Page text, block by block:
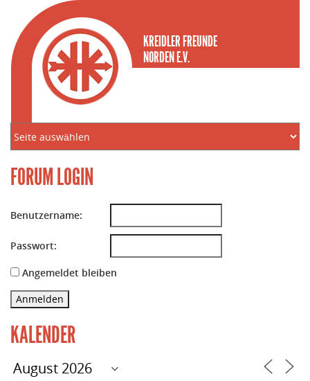
KREIDLER FREUNDE
NORDEN E.V.
FORUM LOGIN
Benutzername:
Passwort:
Angemeldet bleiben
Anmelden
KALENDER